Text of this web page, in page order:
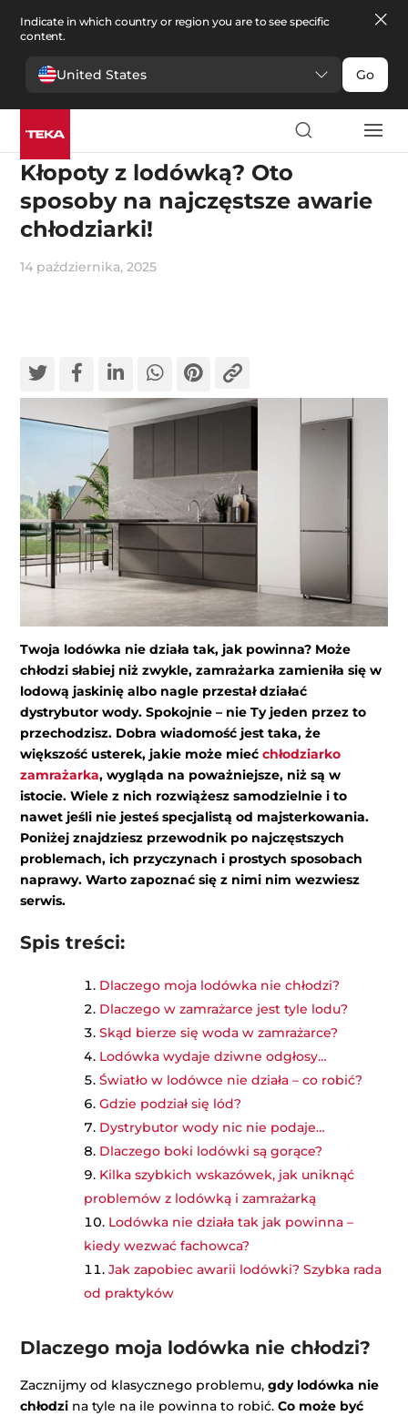
Indicate in which country or region you are to see specific
content.
United States Go
TEKA wyjaśnia
Kłopoty z lodówką? Oto
sposoby na najczęstsze awarie
chłodziarki!
14 października, 2025
Twoja lodówka nie działa tak, jak powinna? Może
chłodzi słabiej niż zwykle, zamrażarka zamieniła się w
lodową jaskinię albo nagle przestał działać
dystrybutor wody. Spokojnie – nie Ty jeden przez to
przechodzisz. Dobra wiadomość jest taka, że
większość usterek, jakie może miećchłodziarko
zamrażarka, wygląda na poważniejsze, niż są w
istocie. Wiele z nich rozwiążesz samodzielnie i to
nawet jeśli nie jesteś specjalistą od majsterkowania.
Poniżej znajdziesz przewodnik po najczęstszych
problemach, ich przyczynach i prostych sposobach
naprawy. Warto zapoznać się z nimi nim wezwiesz
serwis.
Spis treści:
Dlaczego moja lodówka nie chłodzi?
Dlaczego w zamrażarce jest tyle lodu?
Skąd bierze się woda w zamrażarce?
Lodówka wydaje dziwne odgłosy…
Światło w lodówce nie działa – co robić?
Gdzie podział się lód?
Dystrybutor wody nic nie podaje…
Dlaczego boki lodówki są gorące?
Kilka szybkich wskazówek, jak uniknąć
problemów z lodówką i zamrażarką
Lodówka nie działa tak jak powinna –
kiedy wezwać fachowca?
Jak zapobiec awarii lodówki? Szybka rada
od praktyków
Dlaczego moja lodówka nie chłodzi?
Zacznijmy od klasycznego problemu,gdy lodówka nie
chłodzi na tyle na ile powinna to robić.Co może być